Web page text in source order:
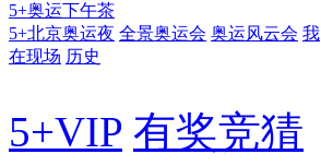
5+奥运下午茶
5+北京奥运夜 全景奥运会 奥运风云会 我
在现场 历史
5+VIP 有奖竞猜